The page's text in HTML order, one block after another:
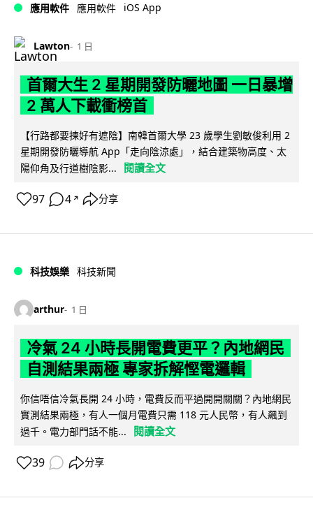
應用軟件 應用軟件 iOS App
Lawton 1 日
首爾大生 2 星期開發防曬地圖 一日暴增
2 萬人下載衝榜首
【行路都要揀好有遮陰】南韓首爾大學 23 歲學生劉敏俊利用 2
星期開發防曬導航 App「走向陰涼處」，結合建築物高度、太
陽仰角及行道樹陰影...
閱讀全文
97 4 ↗ 分享
科技娛樂 科技新聞
arthur 1 日
冷氣 24 小時長開電費更平？內地網民
自測結果兩極 專家拆解慳電邏輯
你信唔信冷氣長開 24 小時，電費反而平過開開關關？內地網民
實測結果兩極，有人一個月電費只需 118 元人民幣，有人飆到
過千。電力部門話不能...
閱讀全文
39 分享